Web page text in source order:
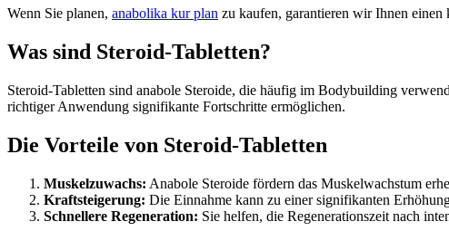
Wenn Sie planen, anabolika kur plan zu kaufen, garantieren wir Ihnen einen
Was sind Steroid-Tabletten?
Steroid-Tabletten sind anabole Steroide, die häufig im Bodybuilding
richtiger Anwendung signifikante Fortschritte ermöglichen.
Die Vorteile von Steroid-Tabletten
Muskelzuwachs: Anabole Steroide fördern das Muskelwachstum
Kraftsteigerung: Die Einnahme kann zu einer signifikanten
Schnellere Regeneration: Sie helfen, die Regenerationszeit nach